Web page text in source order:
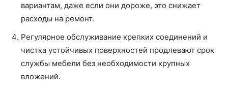
вариантам, даже если они дороже, это снижает
расходы на ремонт.
Регулярное обслуживание крепких соединений и
чистка устойчивых поверхностей продлевают срок
службы мебели без необходимости крупных
вложений.